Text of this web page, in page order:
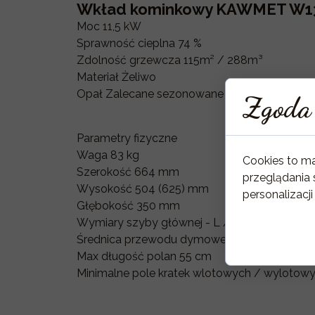
Wkład kominkowy KAWMET
Moc 11,5 kW
Sprawność cieplna 74 %
Zdolność grzewcza 115m² / 288m³
Materiał Żeliwo
Opał Zalecane sezonowane drewno liściaste
Parametry fizyczne
Waga 83 kg
Szerokość 664 mm
Wysokość 504 (625) mm
Głębokość 350 mm
Wymiary szyby głównej - L / H / W504 / 317
Średnica przewodu dymowego 200 mm
Max długość polan 55 cm
Minimalne pole kratek wlotowych /
Cookies to
przeglądania